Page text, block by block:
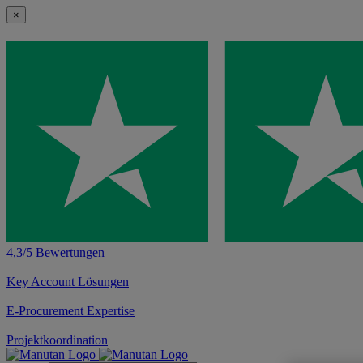
×
4,3/5 Bewertungen
Key Account Lösungen
E-Procurement Expertise
Projektkoordination